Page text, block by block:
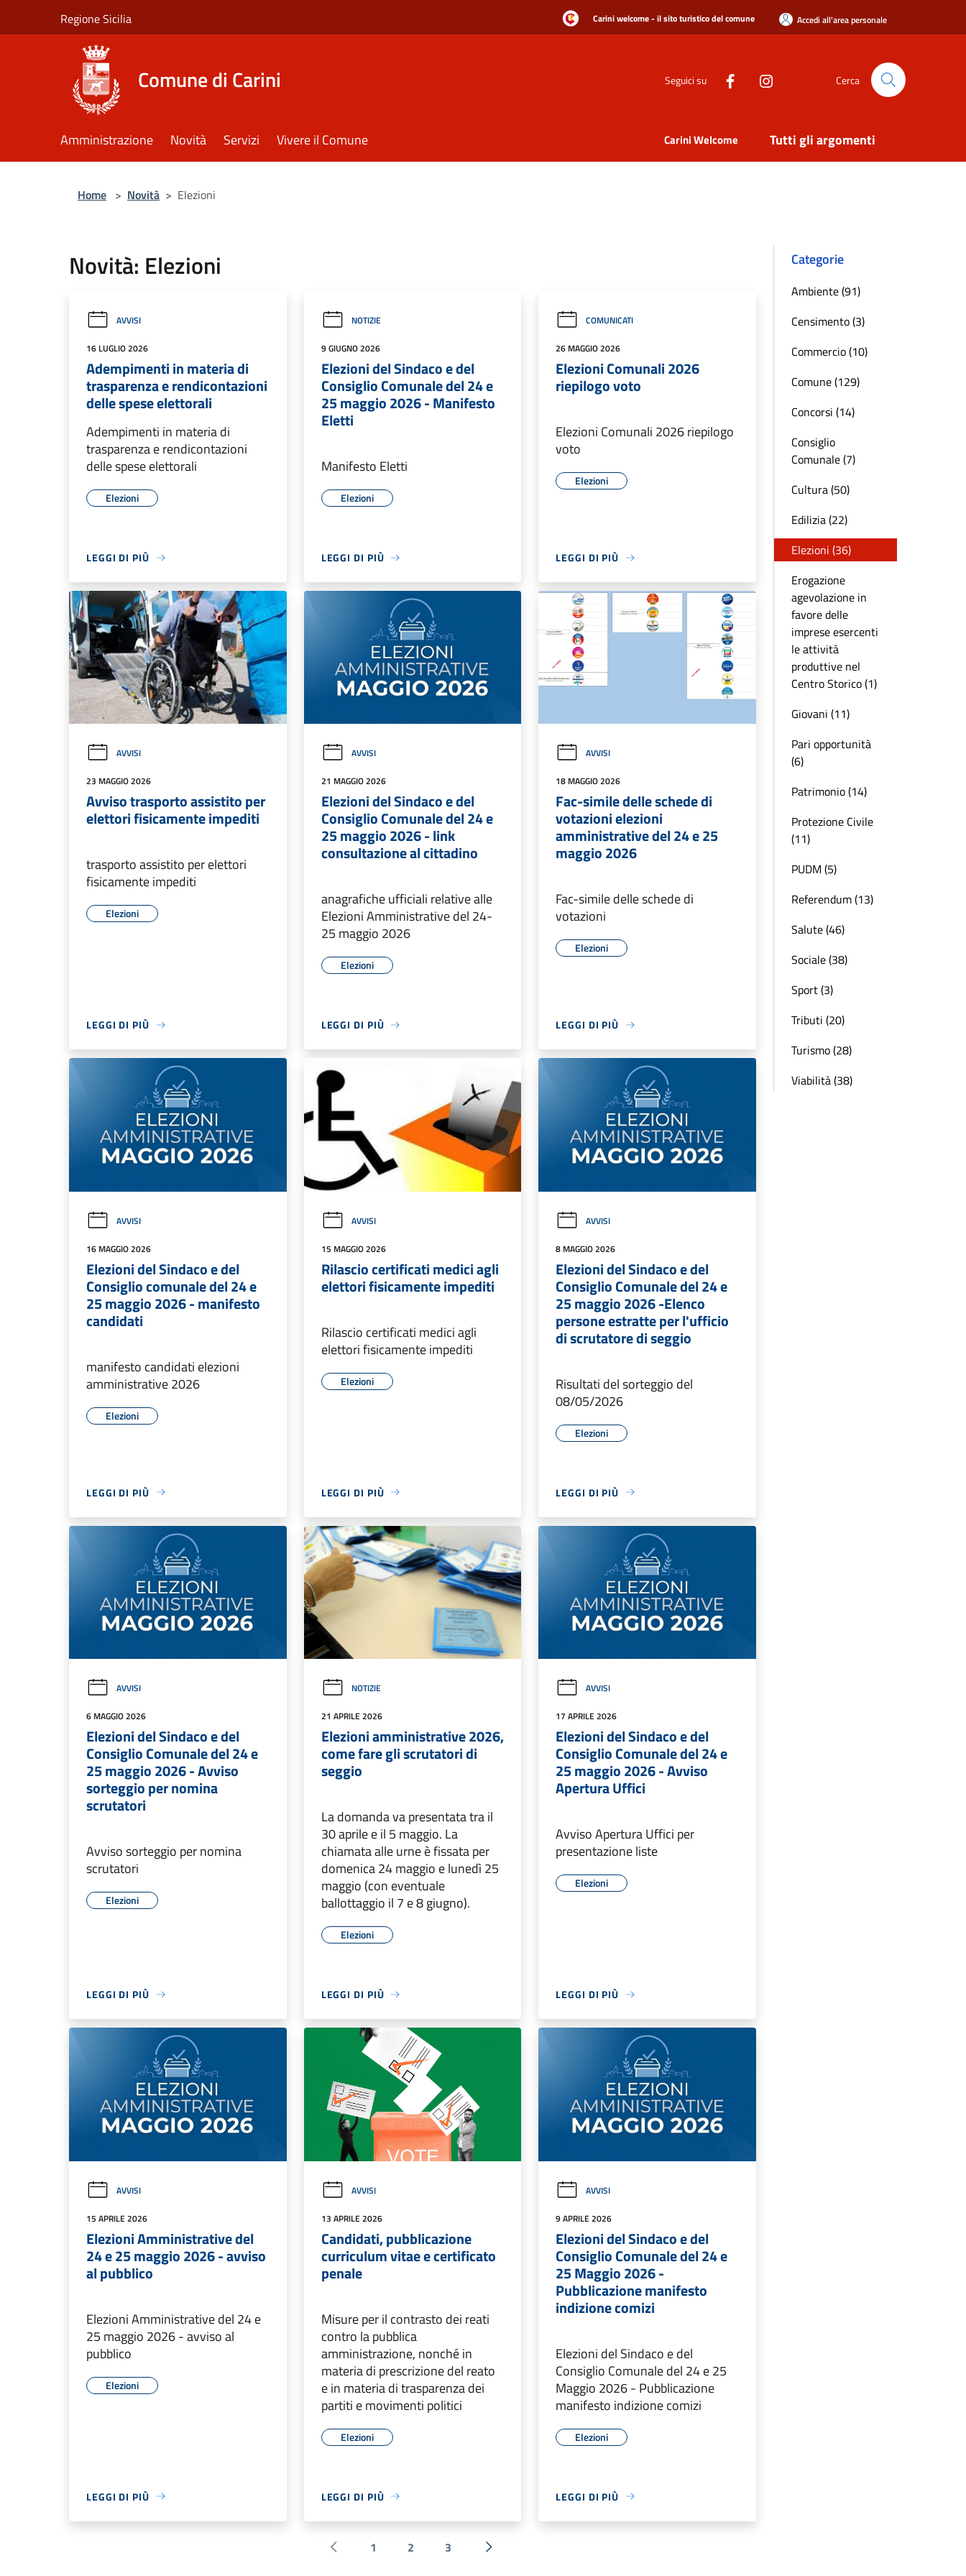
Regione Sicilia Carini welcome - il sito turistico del comune Accedi all'area personale
Comune di Carini Seguici su Cerca
Amministrazione Novità Servizi Vivere il Comune Carini Welcome Tutti gli argomenti
Home > Novità > Elezioni
Novità: Elezioni
AVVISI
16 LUGLIO 2026
Adempimenti in materia di
trasparenza e rendicontazioni
delle spese elettorali
Adempimenti in materia di
trasparenza e rendicontazioni
delle spese elettorali
Elezioni
LEGGI DI PIÙ
NOTIZIE
9 GIUGNO 2026
Elezioni del Sindaco e del
Consiglio Comunale del 24 e
25 maggio 2026 - Manifesto
Eletti
Manifesto Eletti
Elezioni
LEGGI DI PIÙ
COMUNICATI
26 MAGGIO 2026
Elezioni Comunali 2026
riepilogo voto
Elezioni Comunali 2026 riepilogo
voto
Elezioni
LEGGI DI PIÙ
AVVISI
23 MAGGIO 2026
Avviso trasporto assistito per
elettori fisicamente impediti
trasporto assistito per elettori
fisicamente impediti
Elezioni
LEGGI DI PIÙ
AVVISI
21 MAGGIO 2026
Elezioni del Sindaco e del
Consiglio Comunale del 24 e
25 maggio 2026 - link
consultazione al cittadino
anagrafiche ufficiali relative alle
Elezioni Amministrative del 24-
25 maggio 2026
Elezioni
LEGGI DI PIÙ
AVVISI
18 MAGGIO 2026
Fac-simile delle schede di
votazioni elezioni
amministrative del 24 e 25
maggio 2026
Fac-simile delle schede di
votazioni
Elezioni
LEGGI DI PIÙ
AVVISI
16 MAGGIO 2026
Elezioni del Sindaco e del
Consiglio comunale del 24 e
25 maggio 2026 - manifesto
candidati
manifesto candidati elezioni
amministrative 2026
Elezioni
LEGGI DI PIÙ
AVVISI
15 MAGGIO 2026
Rilascio certificati medici agli
elettori fisicamente impediti
Rilascio certificati medici agli
elettori fisicamente impediti
Elezioni
LEGGI DI PIÙ
AVVISI
8 MAGGIO 2026
Elezioni del Sindaco e del
Consiglio Comunale del 24 e
25 maggio 2026 -Elenco
persone estratte per l'ufficio
di scrutatore di seggio
Risultati del sorteggio del
08/05/2026
Elezioni
LEGGI DI PIÙ
AVVISI
6 MAGGIO 2026
Elezioni del Sindaco e del
Consiglio Comunale del 24 e
25 maggio 2026 - Avviso
sorteggio per nomina
scrutatori
Avviso sorteggio per nomina
scrutatori
Elezioni
LEGGI DI PIÙ
NOTIZIE
21 APRILE 2026
Elezioni amministrative 2026,
come fare gli scrutatori di
seggio
La domanda va presentata tra il
30 aprile e il 5 maggio. La
chiamata alle urne è fissata per
domenica 24 maggio e lunedì 25
maggio (con eventuale
ballottaggio il 7 e 8 giugno).
Elezioni
LEGGI DI PIÙ
AVVISI
17 APRILE 2026
Elezioni del Sindaco e del
Consiglio Comunale del 24 e
25 maggio 2026 - Avviso
Apertura Uffici
Avviso Apertura Uffici per
presentazione liste
Elezioni
LEGGI DI PIÙ
AVVISI
15 APRILE 2026
Elezioni Amministrative del
24 e 25 maggio 2026 - avviso
al pubblico
Elezioni Amministrative del 24 e
25 maggio 2026 - avviso al
pubblico
Elezioni
LEGGI DI PIÙ
AVVISI
13 APRILE 2026
Candidati, pubblicazione
curriculum vitae e certificato
penale
Misure per il contrasto dei reati
contro la pubblica
amministrazione, nonché in
materia di prescrizione del reato
e in materia di trasparenza dei
partiti e movimenti politici
Elezioni
LEGGI DI PIÙ
AVVISI
9 APRILE 2026
Elezioni del Sindaco e del
Consiglio Comunale del 24 e
25 Maggio 2026 -
Pubblicazione manifesto
indizione comizi
Elezioni del Sindaco e del
Consiglio Comunale del 24 e 25
Maggio 2026 - Pubblicazione
manifesto indizione comizi
Elezioni
LEGGI DI PIÙ
Pagina precedente
1 2 3
Successiva »
Categorie
Ambiente (91)
Censimento (3)
Commercio (10)
Comune (129)
Concorsi (14)
Consiglio
Comunale (7)
Cultura (50)
Edilizia (22)
Elezioni (36)
Erogazione
agevolazione in
favore delle
imprese esercenti
le attività
produttive nel
Centro Storico (1)
Giovani (11)
Pari opportunità
(6)
Patrimonio (14)
Protezione Civile
(11)
PUDM (5)
Referendum (13)
Salute (46)
Sociale (38)
Sport (3)
Tributi (20)
Turismo (28)
Viabilità (38)